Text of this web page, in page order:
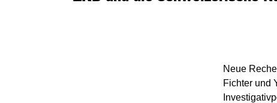
Neue
Fichter und